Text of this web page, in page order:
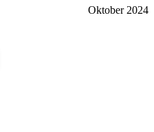
Oktober 2024